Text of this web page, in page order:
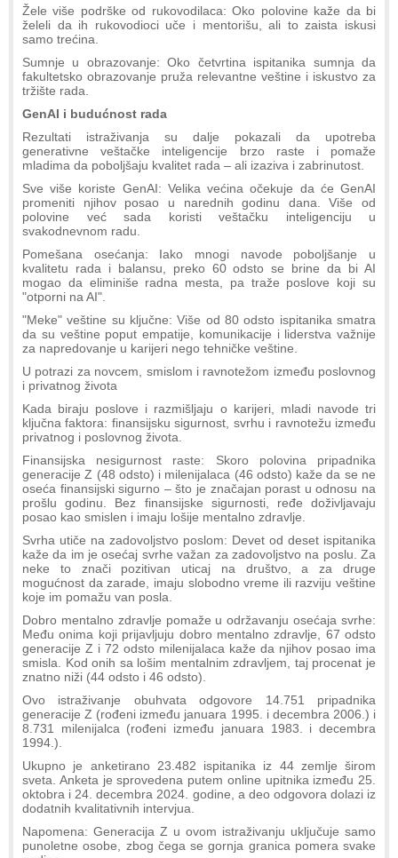
Žele više podrške od rukovodilaca: Oko polovine kaže da bi
želeli da ih rukovodioci uče i mentorišu, ali to zaista iskusi
samo trećina.
Sumnje u obrazovanje: Oko četvrtina ispitanika sumnja da
fakultetsko obrazovanje pruža relevantne veštine i iskustvo za
tržište rada.
GenAI i budućnost rada
Rezultati istraživanja su dalje pokazali da upotreba
generativne veštačke inteligencije brzo raste i pomaže
mladima da poboljšaju kvalitet rada – ali izaziva i zabrinutost.
Sve više koriste GenAI: Velika većina očekuje da će GenAI
promeniti njihov posao u narednih godinu dana. Više od
polovine već sada koristi veštačku inteligenciju u
svakodnevnom radu.
Pomešana osećanja: Iako mnogi navode poboljšanje u
kvalitetu rada i balansu, preko 60 odsto se brine da bi AI
mogao da eliminiše radna mesta, pa traže poslove koji su
"otporni na AI".
"Meke" veštine su ključne: Više od 80 odsto ispitanika smatra
da su veštine poput empatije, komunikacije i liderstva važnije
za napredovanje u karijeri nego tehničke veštine.
U potrazi za novcem, smislom i ravnotežom između poslovnog
i privatnog života
Kada biraju poslove i razmišljaju o karijeri, mladi navode tri
ključna faktora: finansijsku sigurnost, svrhu i ravnotežu između
privatnog i poslovnog života.
Finansijska nesigurnost raste: Skoro polovina pripadnika
generacije Z (48 odsto) i milenijalaca (46 odsto) kaže da se ne
oseća finansijski sigurno – što je značajan porast u odnosu na
prošlu godinu. Bez finansijske sigurnosti, ređe doživljavaju
posao kao smislen i imaju lošije mentalno zdravlje.
Svrha utiče na zadovoljstvo poslom: Devet od deset ispitanika
kaže da im je osećaj svrhe važan za zadovoljstvo na poslu. Za
neke to znači pozitivan uticaj na društvo, a za druge
mogućnost da zarade, imaju slobodno vreme ili razviju veštine
koje im pomažu van posla.
Dobro mentalno zdravlje pomaže u održavanju osećaja svrhe:
Među onima koji prijavljuju dobro mentalno zdravlje, 67 odsto
generacije Z i 72 odsto milenijalaca kaže da njihov posao ima
smisla. Kod onih sa lošim mentalnim zdravljem, taj procenat je
znatno niži (44 odsto i 46 odsto).
Ovo istraživanje obuhvata odgovore 14.751 pripadnika
generacije Z (rođeni između januara 1995. i decembra 2006.) i
8.731 milenijalca (rođeni između januara 1983. i decembra
1994.).
Ukupno je anketirano 23.482 ispitanika iz 44 zemlje širom
sveta. Anketa je sprovedena putem online upitnika između 25.
oktobra i 24. decembra 2024. godine, a deo odgovora dolazi iz
dodatnih kvalitativnih intervjua.
Napomena: Generacija Z u ovom istraživanju uključuje samo
punoletne osobe, zbog čega se gornja granica pomera svake